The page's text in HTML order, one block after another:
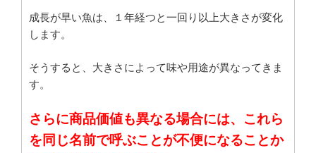
成長が早い魚は、１年経つと一回り以上大きさが変化
します。
そうすると、大きさによって味や用途が異なってきま
す。
さらに商品価値も異なる場合には、これら
を同じ名前で呼ぶことが不便になることか